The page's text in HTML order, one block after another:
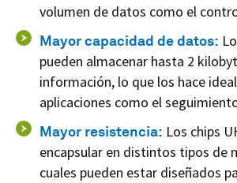
volumen de datos como el
Mayor capacidad de datos:
pueden almacenar hasta 2
información, lo que los hace
aplicaciones como el
Mayor resistencia: Los chips
encapsular en distintos tipos de
cuales pueden estar diseñados